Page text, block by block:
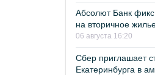
Абсолют Банк
на вторичное
06 августа 16:20
Сбер приглашает
Екатеринбурга в